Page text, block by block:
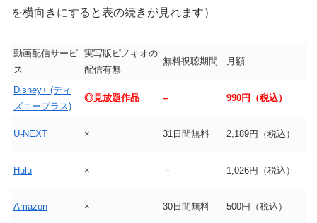
を横向きにすると表の続きが見れます）
動画配信サービ
ス
実写版ピノキオの
配信有無
無料視聴期間 月額
Disney+ (ディ
ズニープラス)
◎見放題作品 – 990円（税込）
U-NEXT × 31日間無料 2,189円（税込）
Hulu × － 1,026円（税込）
Amazon × 30日間無料 500円（税込）